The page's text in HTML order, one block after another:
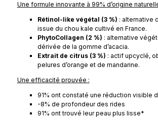
Une formule innovante à 99% d’origine
Rétinol-like végétal (3 %) : alternative
issue du chou kale cultivé en France.
PhytoCollagen (2 %) : alternative
dérivée de la gomme d’acacia.
Extrait de citrus (3 %) : actif upcyclé,
pelures d’orange et de mandarine.
Une efficacité prouvée :
91% ont constaté une réduction visible
-8% de profondeur des rides
91% ont trouvé leur peau plus lisse*